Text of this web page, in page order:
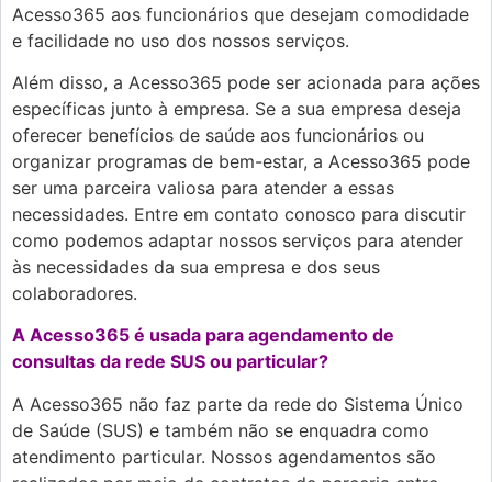
Acesso365 aos funcionários que desejam comodidade
e facilidade no uso dos nossos serviços.
Além disso, a Acesso365 pode ser acionada para ações
específicas junto à empresa. Se a sua empresa deseja
oferecer benefícios de saúde aos funcionários ou
organizar programas de bem-estar, a Acesso365 pode
ser uma parceira valiosa para atender a essas
necessidades. Entre em contato conosco para discutir
como podemos adaptar nossos serviços para atender
às necessidades da sua empresa e dos seus
colaboradores.
A Acesso365 é usada para agendamento de
consultas da rede SUS ou particular?
A Acesso365 não faz parte da rede do Sistema Único
de Saúde (SUS) e também não se enquadra como
atendimento particular. Nossos agendamentos são